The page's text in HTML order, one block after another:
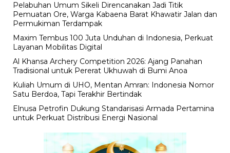
Pelabuhan Umum Sikeli Direncanakan Jadi Titik
Pemuatan Ore, Warga Kabaena Barat Khawatir Jalan dan
Permukiman Terdampak
Maxim Tembus 100 Juta Unduhan di Indonesia, Perkuat
Layanan Mobilitas Digital
Al Khansa Archery Competition 2026: Ajang Panahan
Tradisional untuk Pererat Ukhuwah di Bumi Anoa
Kuliah Umum di UHO, Mentan Amran: Indonesia Nomor
Satu Berdoa, Tapi Terakhir Bertindak
Elnusa Petrofin Dukung Standarisasi Armada Pertamina
untuk Perkuat Distribusi Energi Nasional